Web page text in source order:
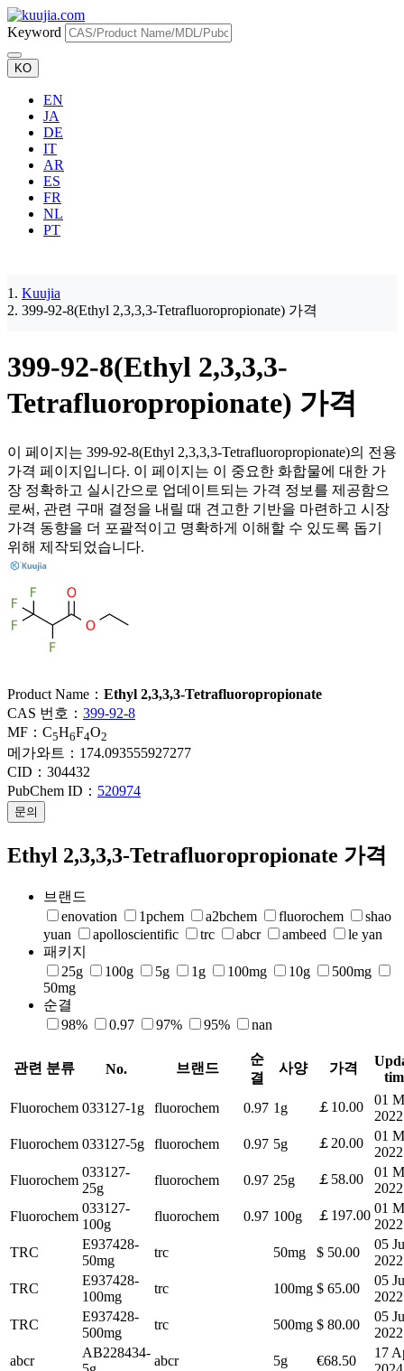
Keyword
KO
EN
JA
DE
IT
AR
ES
FR
NL
PT
Kuujia
399-92-8(Ethyl 2,3,3,3-Tetrafluoropropionate) 가격
399-92-8(Ethyl 2,3,3,3-
Tetrafluoropropionate) 가격
이 페이지는 399-92-8(Ethyl 2,3,3,3-Tetrafluoropropionate)의 전용
가격 페이지입니다. 이 페이지는 이 중요한 화합물에 대한 가
장 정확하고 실시간으로 업데이트되는 가격 정보를 제공함으
로써, 관련 구매 결정을 내릴 때 견고한 기반을 마련하고 시장
가격 동향을 더 포괄적이고 명확하게 이해할 수 있도록 돕기
위해 제작되었습니다.
Product Name： Ethyl 2,3,3,3-Tetrafluoropropionate
CAS 번호： 399-92-8
MF： C5H6F4O2
메가와트： 174.093555927277
CID： 304432
PubChem ID： 520974
문의
Ethyl 2,3,3,3-Tetrafluoropropionate 가격
브랜드
enovation
1pchem a2bchem fluorochem
shao
yuan
apolloscientific trc abcr ambeed
le yan
패키지
25g
100g 5g 1g 100mg 10g
500mg
50mg
순결
98%
0.97 97% 95% nan
관련 분류 No. 브랜드
순
결
사양 가격
Fluorochem 033127-1g fluorochem 0.97 1g ￡10.00
01
2022
Fluorochem 033127-5g fluorochem 0.97 5g ￡20.00
01
2022
Fluorochem
033127-
25g
fluorochem 0.97 25g ￡58.00
01
2022
Fluorochem
033127-
100g
fluorochem 0.97 100g ￡197.00 01
2022
TRC
E937428-
50mg
trc 50mg $ 50.00
05
2022
TRC
E937428-
100mg
trc 100mg $ 65.00
05
2022
TRC
E937428-
500mg
trc 500mg $ 80.00
05
2022
abcr
AB228434-
abcr 5g €68.50
17